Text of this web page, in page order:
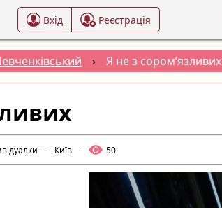
Вхід Реєстрація
› Я не з сором’язливих
- Київ - 50